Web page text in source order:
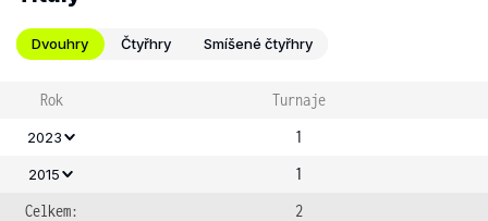
Dvouhry Čtyřhry Smíšené čtyřhry
Rok Turnaje
2023 1
2015
1
Celkem:
2